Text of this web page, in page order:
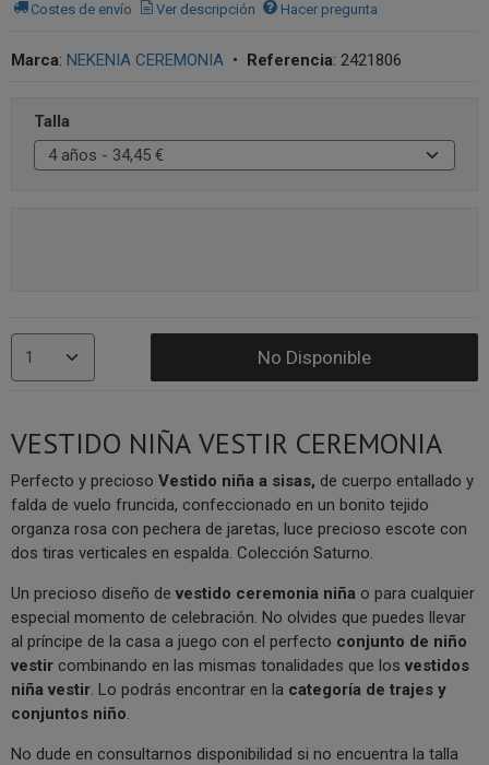
Costes de envío Ver descripción Hacer pregunta
Marca: NEKENIA CEREMONIA • Referencia: 2421806
Talla
No Disponible
VESTIDO NIÑA VESTIR CEREMONIA
Perfecto y precioso Vestido niña a sisas, de cuerpo entallado y
falda de vuelo fruncida, confeccionado en un bonito tejido
organza rosa con pechera de jaretas, luce precioso escote con
dos tiras verticales en espalda. Colección Saturno.
Un precioso diseño de vestido ceremonia niña o para cualquier
especial momento de celebración. No olvides que puedes llevar
al príncipe de la casa a juego con el perfecto conjunto de niño
vestir combinando en las mismas tonalidades que los vestidos
niña vestir . Lo podrás encontrar en la categoría de trajes y
conjuntos niño
No dude en consultarnos disponibilidad si no encuentra la talla